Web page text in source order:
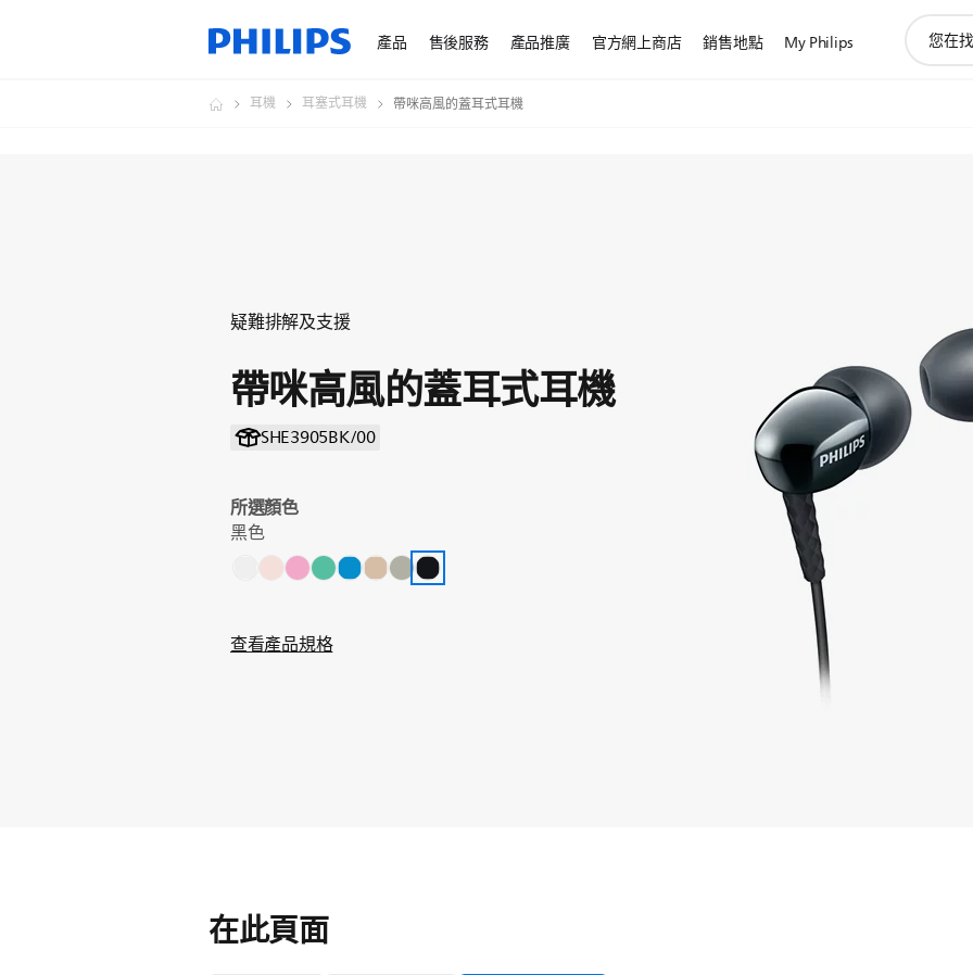
產品 售後服務 產品推廣 官方網上商店 銷售地點 My Philips
耳機 耳塞式耳機 帶咪高風的蓋耳式耳機
疑難排解及支援
帶咪高風的蓋耳式耳機
SHE3905BK/00
所選顏色
黑色
查看產品規格
在此頁面